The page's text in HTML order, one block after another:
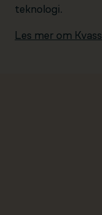
teknologi.
Les mer om Kvass